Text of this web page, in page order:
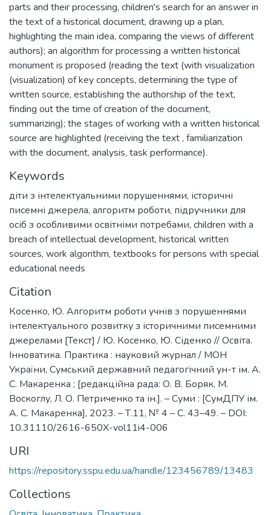
parts and their processing, children's search for an answer in
the text of a historical document, drawing up a plan,
highlighting the main idea, comparing the views of different
authors); an algorithm for processing a written historical
monument is proposed (reading the text (with visualization
(visualization) of key concepts, determining the type of
written source, establishing the authorship of the text,
finding out the time of creation of the document,
summarizing); the stages of working with a written historical
source are highlighted (receiving the text , familiarization
with the document, analysis, task performance).
Keywords
діти з інтелектуальними порушеннями, історичні
писемні джерела, алгоритм роботи, підручники для
осіб з особливими освітніми потребами, children with a
breach of intellectual development, historical written
sources, work algorithm, textbooks for persons with special
educational needs
Citation
Косенко, Ю. Алгоритм роботи учнів з порушеннями
інтелектуального розвитку з історичними писемними
джерелами [Текст] / Ю. Косенко, Ю. Сіденко // Освіта.
Інноватика. Практика : науковий журнал / МОН
України, Сумський державний педагогічний ун-т ім. А.
С. Макаренка ; [редакційна рада: О. В. Боряк, М.
Воскоглу, Л. О. Петриченко та ін.]. – Суми : [СумДПУ ім.
А. С. Макаренка], 2023. – Т.11, № 4 – С. 43–49. – DOI:
10.31110/2616-650X-vol11i4-006
URI
https://repository.sspu.edu.ua/handle/123456789/13483
Collections